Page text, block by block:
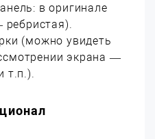
в оригинале
ребристая).
(можно увидеть
экрана —
т.п.).